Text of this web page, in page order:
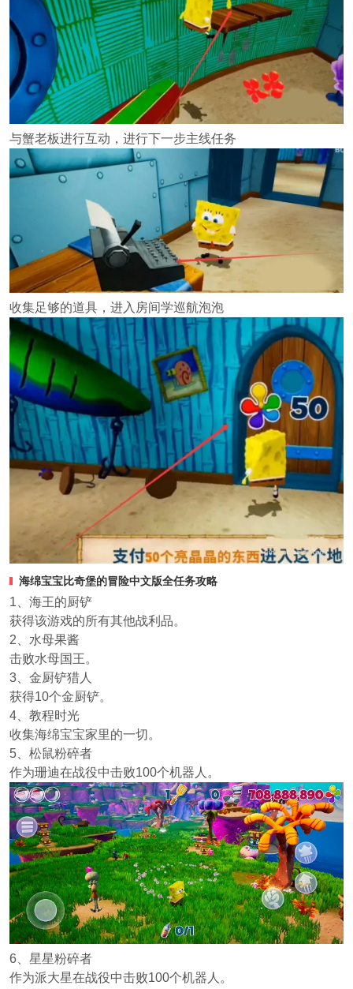
与蟹老板进行互动，进行下一步主线任务
收集足够的道具，进入房间学巡航泡泡
海绵宝宝比奇堡的冒险中文版全任务攻略
1、海王的厨铲
获得该游戏的所有其他战利品。
2、水母果酱
击败水母国王。
3、金厨铲猎人
获得10个金厨铲。
4、教程时光
收集海绵宝宝家里的一切。
5、松鼠粉碎者
作为珊迪在战役中击败100个机器人。
6、星星粉碎者
作为派大星在战役中击败100个机器人。